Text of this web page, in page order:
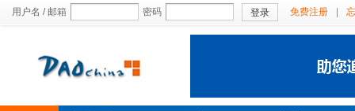
用户名 / 邮箱 密码 登录 免费注册